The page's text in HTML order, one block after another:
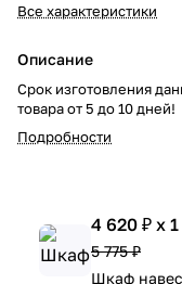
Все характеристики
Описание
Срок изготовления
товара от 5 до 10 дней!
Подробности
4 620 ₽ x
5 775 ₽
Шкаф